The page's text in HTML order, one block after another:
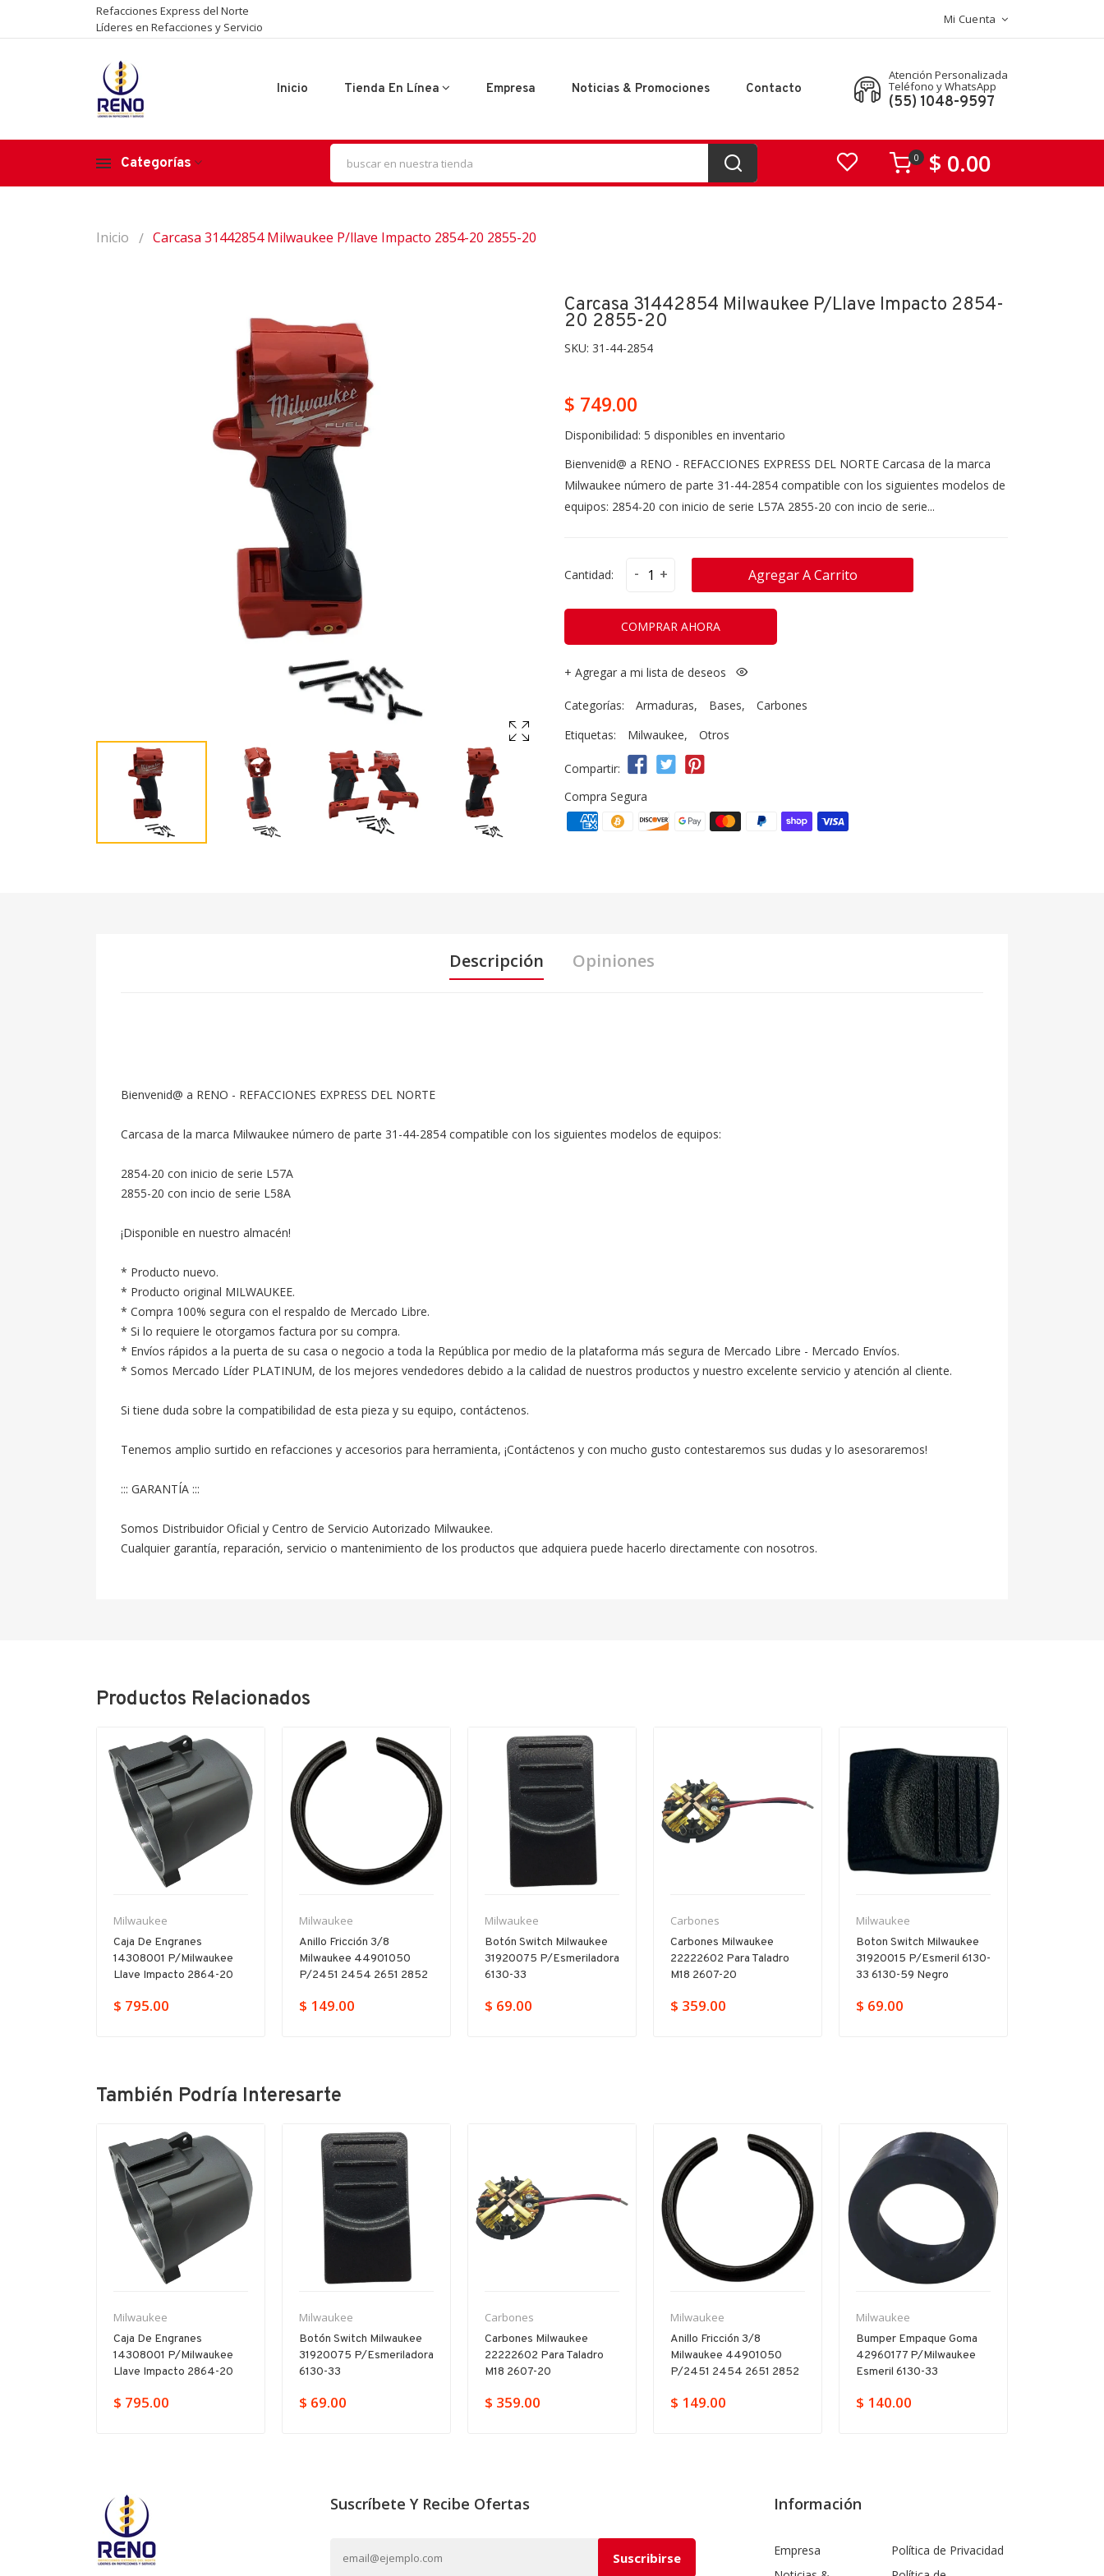
Refacciones Express del Norte
Líderes en Refacciones y Servicio
Mi Cuenta
Inicio Tienda En Línea Empresa Noticias & Promociones Contacto
Atención Personalizada
Teléfono y WhatsApp
(55) 1048-9597
Categorías $ 0.00
0
Inicio Carcasa 31442854 Milwaukee P/llave Impacto 2854-20 2855-20
Carcasa 31442854 Milwaukee P/llave Impacto 2854-
20 2855-20
SKU: 31-44-2854
$ 749.00
Disponibilidad: 5 disponibles en inventario
Bienvenid@ a RENO - REFACCIONES EXPRESS DEL NORTE Carcasa de la marca
Milwaukee número de parte 31-44-2854 compatible con los siguientes modelos de
equipos: 2854-20 con inicio de serie L57A 2855-20 con incio de serie...
Cantidad: - + Agregar A Carrito
COMPRAR AHORA
+ Agregar a mi lista de deseos
Categorías: Armaduras, Bases,
Carbones
Etiquetas:
Milwaukee, Otros
Compartir:
Compra Segura
Descripción Opiniones
Bienvenid@ a RENO - REFACCIONES EXPRESS DEL NORTE
Carcasa de la marca Milwaukee número de parte 31-44-2854 compatible con los siguientes modelos de equipos:
2854-20 con inicio de serie L57A
2855-20 con incio de serie L58A
¡Disponible en nuestro almacén!
* Producto nuevo.
* Producto original MILWAUKEE.
* Compra 100% segura con el respaldo de Mercado Libre.
* Si lo requiere le otorgamos factura por su compra.
* Envíos rápidos a la puerta de su casa o negocio a toda la República por medio de la plataforma más segura de Mercado Libre - Mercado Envíos.
* Somos Mercado Líder PLATINUM, de los mejores vendedores debido a la calidad de nuestros productos y nuestro excelente servicio y atención al cliente.
Si tiene duda sobre la compatibilidad de esta pieza y su equipo, contáctenos.
Tenemos amplio surtido en refacciones y accesorios para herramienta, ¡Contáctenos y con mucho gusto contestaremos sus dudas y lo asesoraremos!
::: GARANTÍA :::
Somos Distribuidor Oficial y Centro de Servicio Autorizado Milwaukee.
Cualquier garantía, reparación, servicio o mantenimiento de los productos que adquiera puede hacerlo directamente con nosotros.
Productos Relacionados
Milwaukee
Caja De Engranes
14308001 P/milwaukee
Llave Impacto 2864-20
$ 795.00
Milwaukee
Anillo Fricción 3/8
Milwaukee 44901050
P/2451 2454 2651 2852
$ 149.00
Milwaukee
Botón Switch Milwaukee
31920075 P/esmeriladora
6130-33
$ 69.00
Carbones
Carbones Milwaukee
22222602 Para Taladro
M18 2607-20
$ 359.00
Milwaukee
Boton Switch Milwaukee
31920015 P/esmeril 6130-
33 6130-59 Negro
$ 69.00
También Podría Interesarte
Milwaukee
Caja De Engranes
14308001 P/milwaukee
Llave Impacto 2864-20
$ 795.00
Milwaukee
Botón Switch Milwaukee
31920075 P/esmeriladora
6130-33
$ 69.00
Carbones
Carbones Milwaukee
22222602 Para Taladro
M18 2607-20
$ 359.00
Milwaukee
Anillo Fricción 3/8
Milwaukee 44901050
P/2451 2454 2651 2852
$ 149.00
Milwaukee
Bumper Empaque Goma
42960177 P/milwaukee
Esmeril 6130-33
$ 140.00
Suscríbete Y Recibe Ofertas Información
Empresa
Política de Privacidad